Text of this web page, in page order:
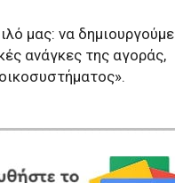
μας: να δημιουργούμε
ανάγκες της αγοράς,